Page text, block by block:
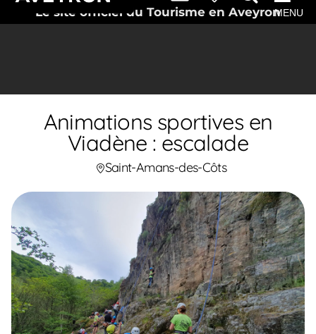
Le site officiel du Tourisme en AveyronMENU
Animations sportives en
Viadène : escalade
Saint-Amans-des-Côts